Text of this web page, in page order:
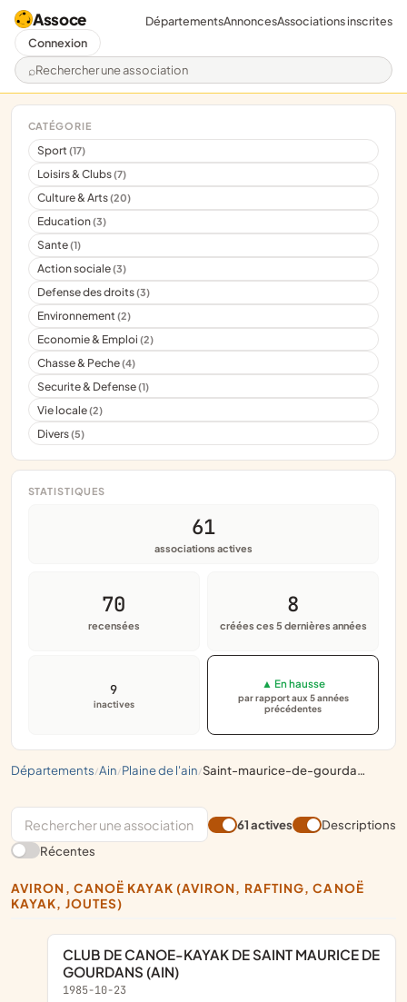
Assoce
Rechercher une association
DépartementsAnnoncesAssociations inscrites
Connexion
départements/ ain/ plaine de l'ain/ saint-maurice-de-gourdans
CATÉGORIE
Sport(17)
Loisirs & Clubs(7)
Culture & Arts(20)
Education(3)
Sante(1)
Action sociale(3)
Defense des droits(3)
Environnement(2)
Economie & Emploi(2)
Chasse & Peche(4)
Securite & Defense(1)
Vie locale(2)
Divers(5)
STATISTIQUES
61
associations actives
70
recensées
8
créées ces 5 dernières années
9
inactives
▲ En hausse
par rapport aux 5 années
précédentes
61 actives
Descriptions
Récentes
AVIRON, CANOË KAYAK (AVIRON, RAFTING, CANOË
KAYAK, JOUTES)
CLUB DE CANOE-KAYAK DE SAINT MAURICE DE
GOURDANS (AIN)
1985-10-23